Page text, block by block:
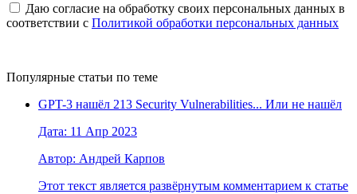
Даю согласие на обработку своих персональных данных в
соответствии с Политикой обработки персональных данных
Популярные статьи по теме
GPT-3 нашёл 213 Security Vulnerabilities... Или не нашёл
Дата: 11 Апр 2023
Автор: Андрей Карпов
Этот текст является развёрнутым комментарием к статье